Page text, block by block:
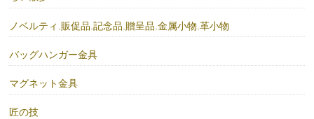
ノベルティ.販促品.記念品.贈呈品.金属小物.革小物
バッグハンガー金具
マグネット金具
匠の技